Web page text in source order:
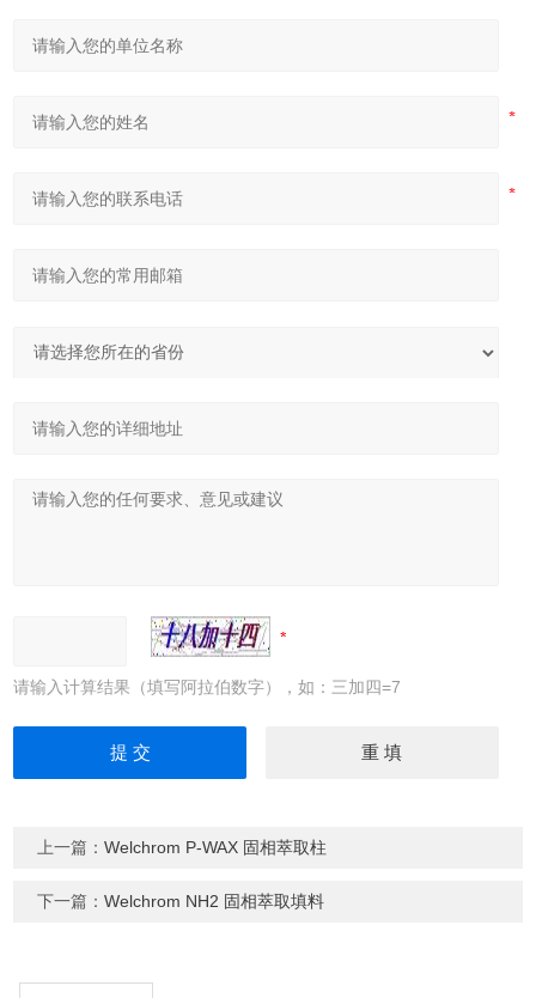
请输入计算结果（填写阿拉伯数字），如：三加四=7
上一篇：Welchrom P-WAX 固相萃取柱
下一篇：Welchrom NH2 固相萃取填料